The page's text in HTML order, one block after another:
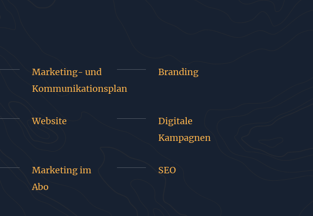
Marketing- und
Kommunikationsplan
Branding
Website
Digitale
Kampagnen
Marketing im
Abo
SEO